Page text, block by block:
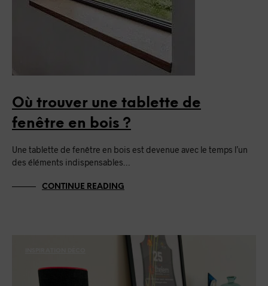
Où trouver une tablette de
fenêtre en bois ?
Une tablette de fenêtre en bois est devenue avec le temps l’un
des éléments indispensables…
CONTINUE READING